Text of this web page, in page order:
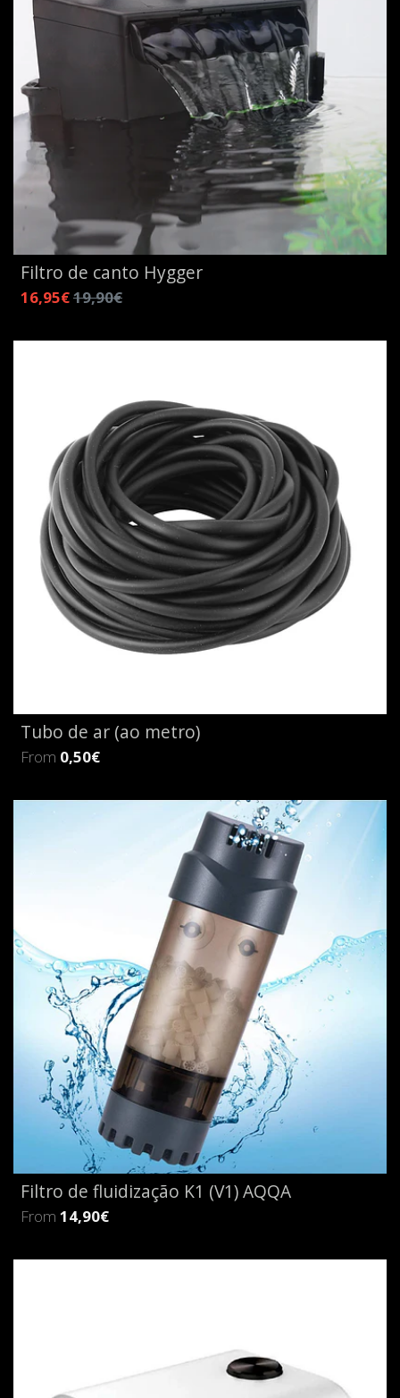
Filtro de canto Hygger
16,95€19,90€
Tubo de ar (ao metro)
From 0,50€
Filtro de fluidização K1 (V1) AQQA
From 14,90€